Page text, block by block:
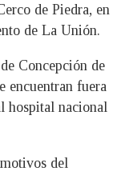
de Piedra, en
de La Unión.
Concepción de
encuentran fuera
hospital nacional
del